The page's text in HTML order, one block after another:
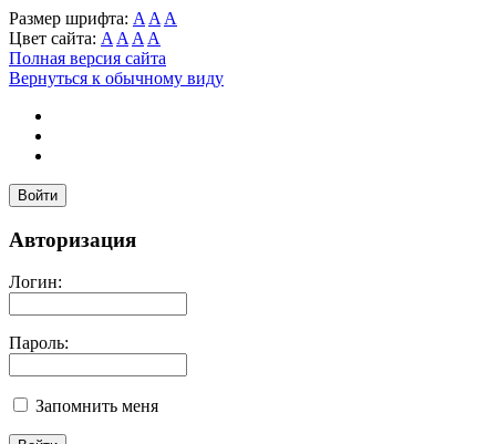
Размер шрифта: A A A
Цвет сайта: A A A A
Полная версия сайта
Вернуться к обычному виду
Войти
Авторизация
Логин:
Пароль:
Запомнить меня